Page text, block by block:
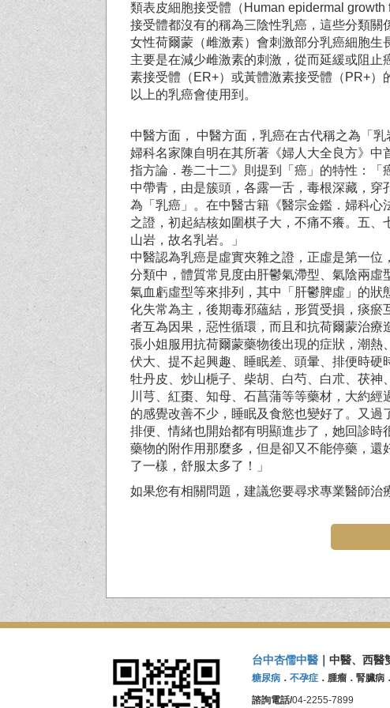
類表皮細胞接受體（Human epidermal
接受體都沒有的稱為三陰性乳癌，這些分類關
女性荷爾蒙（雌激素）會刺激部分乳癌細胞生
主要是在減少雌激素的刺激，從而延緩或阻
素接受體（ER+）或黃體激素接受體（PR+
以上的乳癌會使用到。
中醫方面， 中醫方面，乳癌在古代稱之為「
婦科名家陳自明在其所著《婦人大全良方》
指方論．卷二十二》則提到「癌」的特性：
中帶青，由是簇頭，各露一舌，毒根深藏，
為「乳癌」。在中醫古籍《醫宗金鑑．婦科
之證，初起結核如圍棋子大，不痛不癢。五
山岩，故名乳岩。」
中醫認為乳癌是虛實夾雜之證，正虛是第一
分類中，體質常見度由肝鬱氣滯型、氣陰兩虛
氣血虧虛型等來排列，其中「肝鬱脾虛」的
化失常為主，後期毒邪蘊結，形質受損，痰
者互為因果，惡性循環，而且和抗荷爾蒙治療
張小姐服用抗荷爾蒙藥物後出現的症狀，潮
伏大、提不起興趣、睡眠差、頭暈、排便時
牡丹皮、炒山梔子、柴胡、白芍、白朮、茯神
川芎、紅棗、知母、石菖蒲等等藥材，大約
的感覺改善不少，睡眠及食慾也變好了。又過
排便、情緒也開始都有明顯進步了，她回診
藥物的附作用那麼多，但是卻又不能停藥，
了一樣，舒服太多了！」
如果您有相關問題，建議您要尋求專業醫師治
台中杏儒中醫｜中醫、西醫
糖尿病． 不孕症．腫瘤．腎臟病
諮詢電話/04-2255-7899